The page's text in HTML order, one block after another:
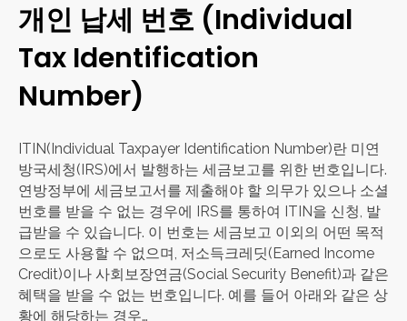
개인 납세 번호 (Individual
Tax Identification
Number)
ITIN(Individual Taxpayer Identification Number)란 미연
방국세청(IRS)에서 발행하는 세금보고를 위한 번호입니다.
연방정부에 세금보고서를 제출해야 할 의무가 있으나 소셜
번호를 받을 수 없는 경우에 IRS를 통하여 ITIN을 신청, 발
급받을 수 있습니다. 이 번호는 세금보고 이외의 어떤 목적
으로도 사용할 수 없으며, 저소득크레딧(Earned Income
Credit)이나 사회보장연금(Social Security Benefit)과 같은
혜택을 받을 수 없는 번호입니다. 예를 들어 아래와 같은 상
황에 해당하는 경우…